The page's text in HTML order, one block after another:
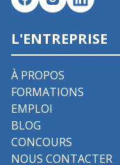
L'ENTREPRISE
À PROPOS
FORMATIONS
EMPLOI
BLOG
CONCOURS
NOUS CONTACTER